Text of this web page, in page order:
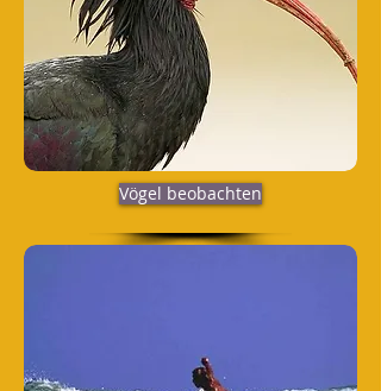
Vögel beobachten